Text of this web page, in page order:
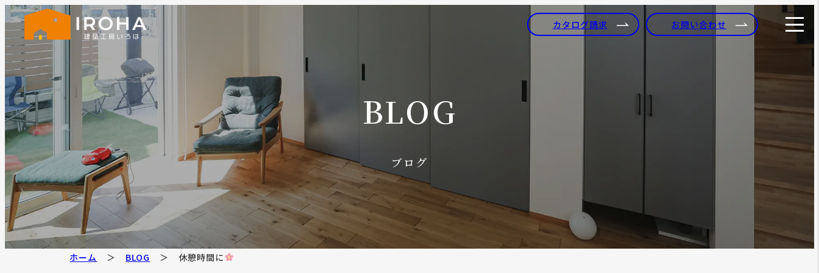
カタログ請求 お問い合わせ
BLOG
ブログ
ホーム BLOG 休憩時間に